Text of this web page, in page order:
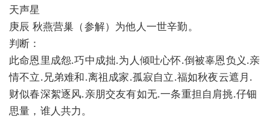
天声星
庚辰 秋燕营巢（参解）为他人一世辛勤。
判断：
此命恩里成怨.巧中成拙.为人倾吐心怀.倒被辜恩负义.亲
情不立.兄弟难和.离祖成家.孤寂自立.福如秋夜云遮月.
财似春深絮逐风.亲朋交友有如无.一条重担自肩挑.仔钿
思量，谁人共力。